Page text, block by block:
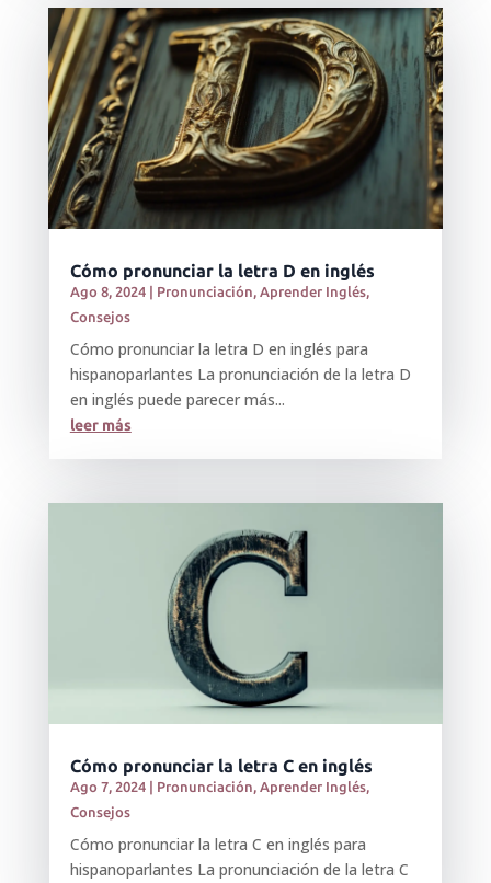
Cómo pronunciar la letra D en inglés
Ago 8, 2024| Pronunciación, Aprender Inglés,
Consejos
Cómo pronunciar la letra D en inglés para
hispanoparlantes La pronunciación de la letra D
en inglés puede parecer más...
leer más
Cómo pronunciar la letra C en inglés
Ago 7, 2024| Pronunciación, Aprender Inglés,
Consejos
Cómo pronunciar la letra C en inglés para
hispanoparlantes La pronunciación de la letra C